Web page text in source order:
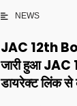
NEWS
JAC 12th
जारी हुआ JAC
डायरेक्ट लिंक